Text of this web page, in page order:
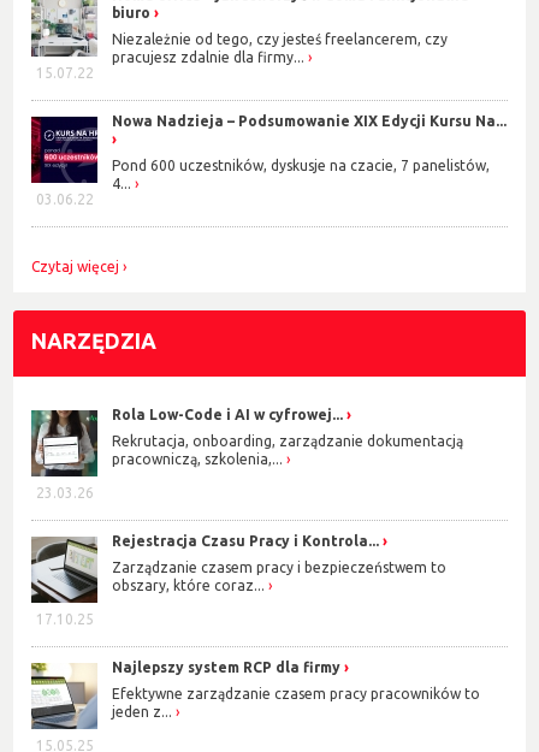
15.07.22
biuro
Niezależnie od tego, czy jesteś freelancerem, czy
pracujesz zdalnie dla firmy...
03.06.22
Nowa Nadzieja – Podsumowanie XIX Edycji Kursu Na...
Pond 600 uczestników, dyskusje na czacie, 7 panelistów,
4...
Czytaj więcej
NARZĘDZIA
23.03.26
Rola Low-Code i AI w cyfrowej...
Rekrutacja, onboarding, zarządzanie dokumentacją
pracowniczą, szkolenia,...
17.10.25
Rejestracja Czasu Pracy i Kontrola...
Zarządzanie czasem pracy i bezpieczeństwem to
obszary, które coraz...
15.05.25
Najlepszy system RCP dla firmy
Efektywne zarządzanie czasem pracy pracowników to
jeden z...